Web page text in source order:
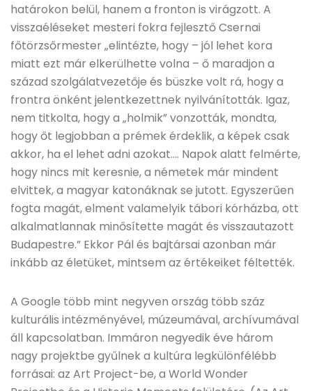
határokon belül, hanem a fronton is virágzott. A
visszaéléseket mesteri fokra fejlesztő Csernai
főtörzsőrmester „elintézte, hogy – jól lehet kora
miatt ezt már elkerülhette volna – ő maradjon a
század szolgálatvezetője és büszke volt rá, hogy a
frontra önként jelentkezettnek nyilvánították. Igaz,
nem titkolta, hogy a „holmik” vonzották, mondta,
hogy őt legjobban a prémek érdeklik, a képek csak
akkor, ha el lehet adni azokat…. Napok alatt felmérte,
hogy nincs mit keresnie, a németek már mindent
elvittek, a magyar katonáknak se jutott. Egyszerűen
fogta magát, elment valamelyik tábori kórházba, ott
alkalmatlannak minősítette magát és visszautazott
Budapestre.” Ekkor Pál és bajtársai azonban már
inkább az életüket, mintsem az értékeiket féltették.
A Google több mint negyven ország több száz
kulturális intézményével, múzeumával, archívumával
áll kapcsolatban. Immáron negyedik éve három
nagy projektbe gyűlnek a kultúra legkülönfélébb
forrásai: az Art Project-be, a World Wonder